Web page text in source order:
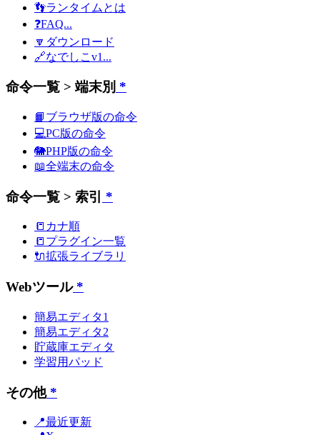
👣ランタイムとは
❓FAQ...
🔽ダウンロード
🔗なでしこv1...
命令一覧 > 端末別 *
📙ブラウザ版の命令
💻PC版の命令
🐘PHP版の命令
📖全端末の命令
命令一覧 > 索引 *
📒カナ順
📒プラグイン一覧
🔌拡張ライブラリ
Webツール*
簡易エディタ1
簡易エディタ2
貯蔵庫エディタ
学習用パッド
その他*
📍最近更新